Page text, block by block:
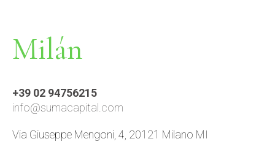
Milán
+39 02 94756215
info@sumacapital.com
Via Giuseppe Mengoni, 4, 20121 Milano MI